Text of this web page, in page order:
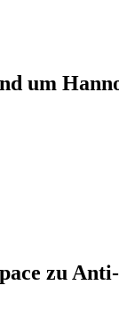
um
zu